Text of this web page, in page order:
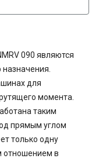
090 являются
для
момента.
таким
прямым углом
только одну
отношением в